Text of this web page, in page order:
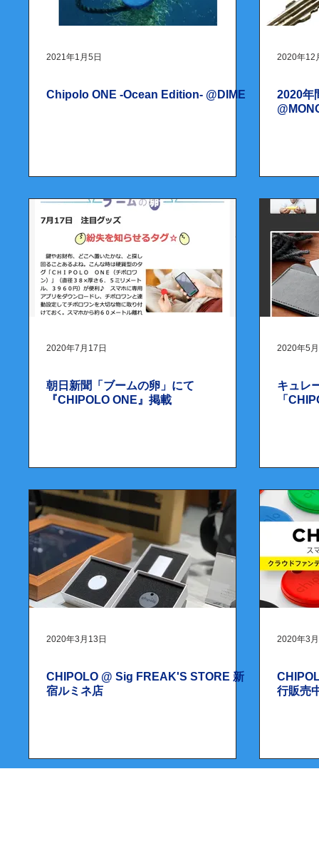
2021年1月5日
Chipolo ONE -Ocean Edition- @DIME
2020年12
2020年
2020年7月17日
朝日新聞「ブームの卵」にて
『CHIPOLO ONE』掲載
2020年5
キュレ
「
2020年3月13日
CHIPOLO @ Sig FREAK'S STORE 新
宿ルミネ店
2020年3
行販売